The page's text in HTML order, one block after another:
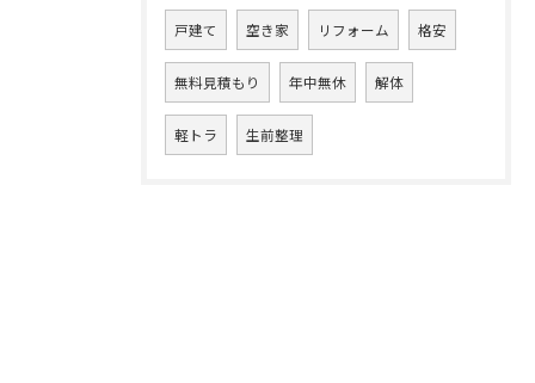
戸建て 空き家 リフォーム 格安
無料見積もり 年中無休 解体
軽トラ 生前整理